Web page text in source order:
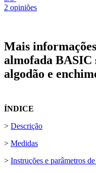
2 opiniões
Mais
almofada BASIC
algodão e
ÍNDICE
> Descrição
> Medidas
> Instruções e parâmetros